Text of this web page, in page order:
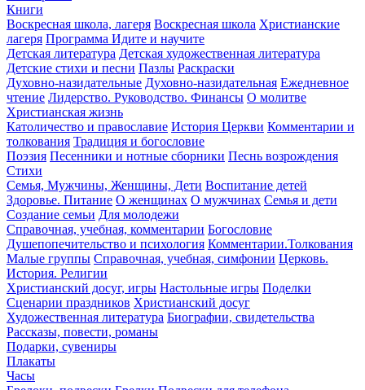
Книги
Воскресная школа, лагеря Воскресная школа Христианские
лагеря Программа Идите и научите
Детская литература Детская художественная литература
Детские стихи и песни Пазлы Раскраски
Духовно-назидательные Духовно-назидательная Ежедневное
чтение Лидерство. Руководство. Финансы О молитве
Христианская жизнь
Католичество и православие История Церкви Комментарии и
толкования Традиция и богословие
Поэзия Песенники и нотные сборники Песнь возрождения
Стихи
Семья, Мужчины, Женщины, Дети Воспитание детей
Здоровье. Питание О женщинах О мужчинах Семья и дети
Создание семьи Для молодежи
Справочная, учебная, комментарии Богословие
Душепопечительство и психология Комментарии.Толкования
Малые группы Справочная, учебная, симфонии Церковь.
История. Религии
Христианский досуг, игры Настольные игры Поделки
Сценарии праздников Христианский досуг
Художественная литература Биографии, свидетельства
Рассказы, повести, романы
Подарки, сувениры
Плакаты
Часы